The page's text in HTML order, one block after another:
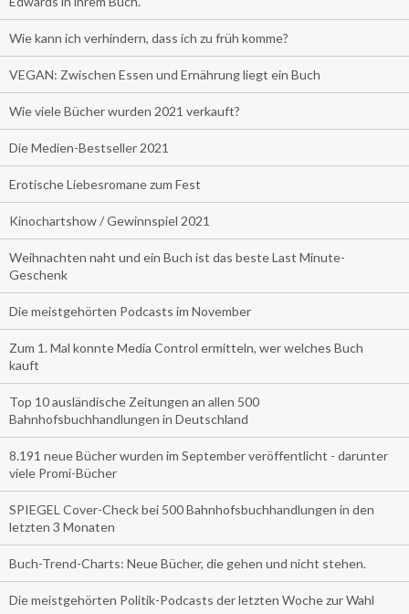
Wie kann ich verhindern, dass ich zu früh komme?
VEGAN: Zwischen Essen und Ernährung liegt ein Buch
Wie viele Bücher wurden 2021 verkauft?
Die Medien-Bestseller 2021
Erotische Liebesromane zum Fest
Kinochartshow / Gewinnspiel 2021
Weihnachten naht und ein Buch ist das beste Last Minute-
Geschenk
Die meistgehörten Podcasts im November
Zum 1. Mal konnte Media Control ermitteln, wer welches Buch
kauft
Top 10 ausländische Zeitungen an allen 500
Bahnhofsbuchhandlungen in Deutschland
8.191 neue Bücher wurden im September veröffentlicht - darunter
viele Promi-Bücher
SPIEGEL Cover-Check bei 500 Bahnhofsbuchhandlungen in den
letzten 3 Monaten
Buch-Trend-Charts: Neue Bücher, die gehen und nicht stehen.
Die meistgehörten Politik-Podcasts der letzten Woche zur Wahl